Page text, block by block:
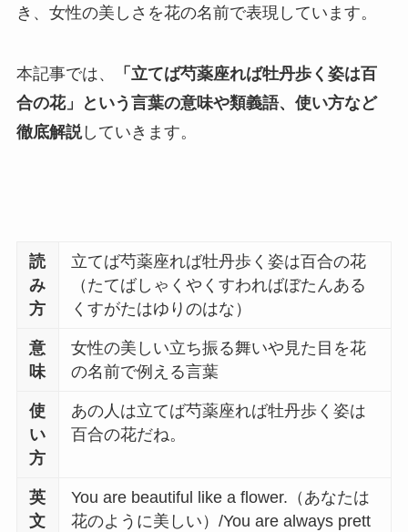
き、 女性の美しさを花の名前で表現 しています。
本記事では、
「立てば芍薬座れば牡丹歩く姿は百
合の花」という言葉の意味や類義語、使い方など
徹底解説していきます。
読
み
方
立てば芍薬座れば牡丹歩く姿は百合の花
（たてばしゃくやくすわればぼたんある
くすがたはゆりのはな）
意
味
女性の美しい立ち振る舞いや見た目を花
の名前で例える言葉
使
い
方
あの人は立てば芍薬座れば牡丹歩く姿は
百合の花だね。
英
文
You are beautiful like a flower.（あなたは
花のように美しい）/You are always prett